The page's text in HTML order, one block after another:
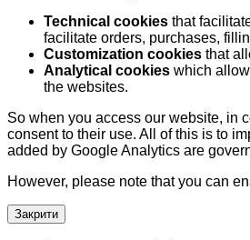
Technical cookies that
facilitate orders, purchases,
Customization cookies that
Analytical cookies which
the websites.
So when you access our website, in
consent to their use. All of this is to
added by Google Analytics are
However, please note that you can
Закрити